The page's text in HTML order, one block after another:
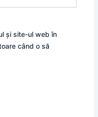
și site-ul web în
când o să